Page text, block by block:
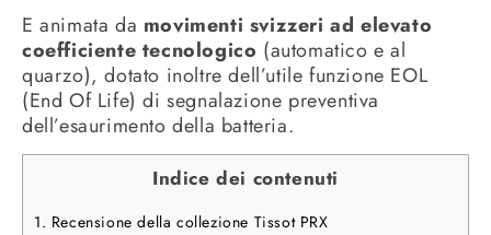
E animata da movimenti svizzeri ad elevato
coefficiente tecnologico (automatico e al
quarzo), dotato inoltre dell’utile funzione EOL
(End Of Life) di segnalazione preventiva
dell’esaurimento della batteria.
Indice dei contenuti
1. Recensione della collezione Tissot PRX